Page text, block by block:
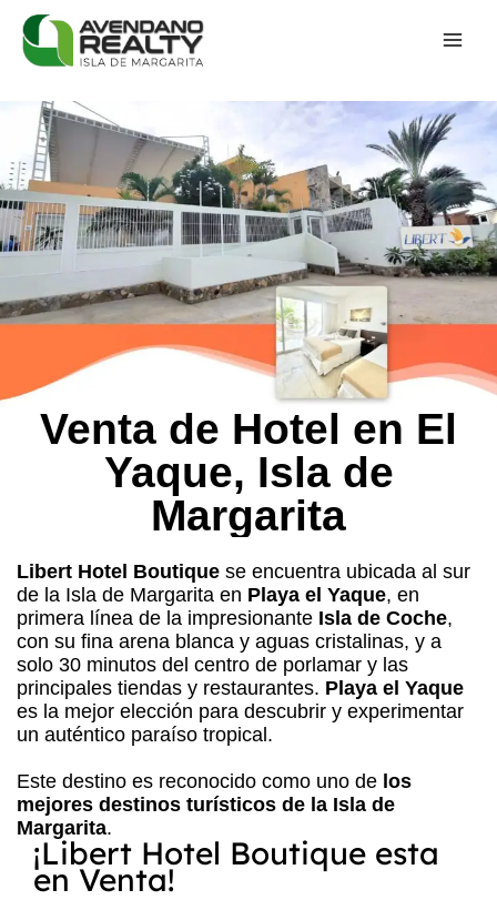
Venta de Hotel en El
Yaque, Isla de
Margarita
Libert Hotel Boutique se encuentra ubicada al sur
de la Isla de Margarita en Playa el Yaque, en
primera línea de la impresionante Isla de Coche,
con su fina arena blanca y aguas cristalinas, y a
solo 30 minutos del centro de porlamar y las
principales tiendas y restaurantes. Playa el Yaque
es la mejor elección para descubrir y experimentar
un auténtico paraíso tropical.
Este destino es reconocido como uno de los
mejores destinos turísticos de la Isla de
Margarita.
¡Libert Hotel Boutique esta
en Venta!